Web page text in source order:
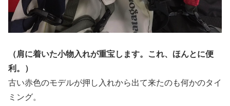
（肩に着いた小物入れが重宝します。これ、ほんとに便
利。）
古い赤色のモデルが押し入れから出て来たのも何かのタイ
ミング。